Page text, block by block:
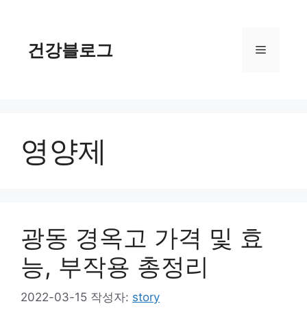
건강블로그 메
영양제
광동 경옥고 가격 및 효
능, 부작용 총정리
2022-03-15 작성자: story